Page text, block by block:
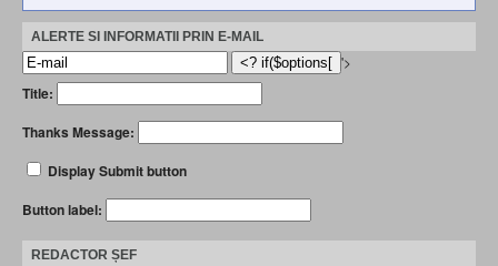
ALERTE SI INFORMATII PRIN E-MAIL
'>
Title:
Thanks Message:
Display Submit button
Button label:
REDACTOR ȘEF